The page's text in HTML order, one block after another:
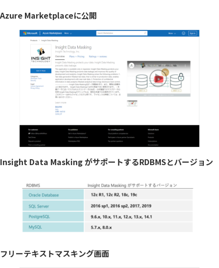
匿名化
Azure Marketplaceに公開
Insight Data Masking がサポートするRDBMSとバージョン
フリーテキストマスキング画面